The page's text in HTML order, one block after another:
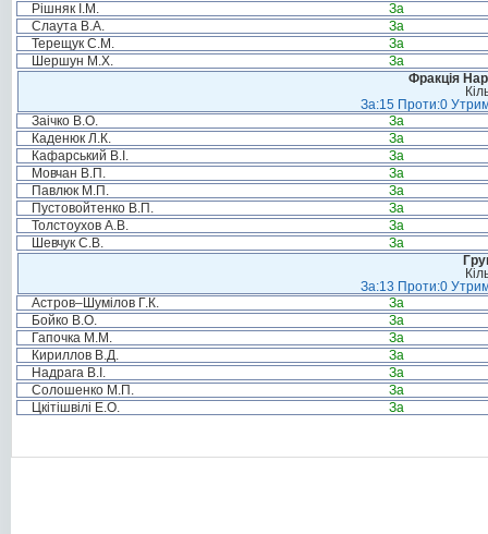
Рішняк І.М.
За
Слаута В.А.
За
Терещук С.М.
За
Шершун М.Х.
За
Фракція
За:15 Проти:0
Заічко В.О.
За
Каденюк Л.К.
За
Кафарський В.І.
За
Мовчан В.П.
За
Павлюк М.П.
За
Пустовойтенко В.П.
За
Толстоухов А.В.
За
Шевчук С.В.
За
За:13 Проти:0
Астров–Шумілов Г.К.
За
Бойко В.О.
За
Гапочка М.М.
За
Кириллов В.Д.
За
Надрага В.І.
За
Солошенко М.П.
За
Цкітішвілі Е.О.
За